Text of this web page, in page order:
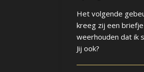
Het volgende
kreeg zij een
weerhouden dat ik
Jij ook?